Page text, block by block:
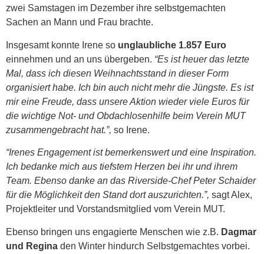
zwei Samstagen im Dezember ihre selbstgemachten
Sachen an Mann und Frau brachte.
Insgesamt konnte Irene so unglaubliche 1.857 Euro
einnehmen und an uns übergeben. “Es ist heuer das letzte
Mal, dass ich diesen Weihnachtsstand in dieser Form
organisiert habe. Ich bin auch nicht mehr die Jüngste. Es ist
mir eine Freude, dass unsere Aktion wieder viele Euros für
die wichtige Not- und Obdachlosenhilfe beim Verein MUT
zusammengebracht hat.”, so Irene.
“Irenes Engagement ist bemerkenswert und eine Inspiration.
Ich bedanke mich aus tiefstem Herzen bei ihr und ihrem
Team. Ebenso danke an das Riverside-Chef Peter Schaider
für die Möglichkeit den Stand dort auszurichten.”, sagt Alex,
Projektleiter und Vorstandsmitglied vom Verein MUT.
Ebenso bringen uns engagierte Menschen wie z.B. Dagmar
und Regina den Winter hindurch Selbstgemachtes vorbei.